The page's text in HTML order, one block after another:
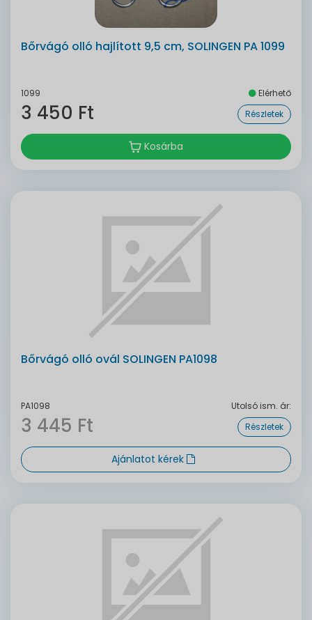
Bőrvágó olló hajlított 9,5 cm, SOLINGEN PA 1099
1099 Elérhető
3 450 Ft Részletek
Kosárba
Bőrvágó olló ovál SOLINGEN PA1098
PA1098 Utolsó ism. ár:
3 445 Ft Részletek
Ajánlatot kérek